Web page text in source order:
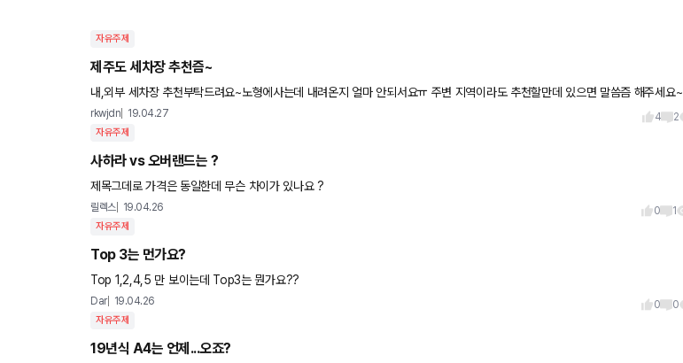
자유주제
제주도 세차장 추천즘~
내,외부 세차장 추천부탁드려요~노형에사는데 내려온지 얼마 안되서요ㅠ 주변 지역이라도 추천할만데 있으면 말씀즘 해주세요~
rkwjdn 19.04.27 4 2
자유주제
사하라 vs 오버랜드는 ?
제목그데로 가격은 동일한데 무슨 차이가 있나요 ?
릴렉스 19.04.26 0 1
자유주제
Top 3는 먼가요?
Top 1,2,4,5 만 보이는데 Top3는 뭔가요??
Dar 19.04.26 0 0
자유주제
19년식 A4는 언제...오죠?